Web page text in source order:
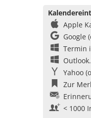
Apple
Google
Termin
Yahoo
Zur
< 1000